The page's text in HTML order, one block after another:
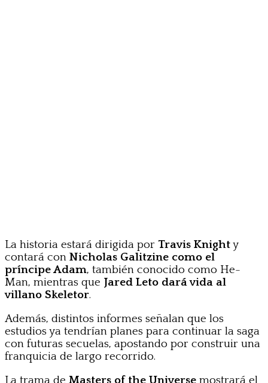
La historia estará dirigida por Travis Knighty
contará con Nicholas Galitzine como el
príncipe Adam, también conocido como He-
Man, mientras que Jared Leto dará vida al
villano Skeletor.
Además, distintos informes señalan que los
estudios ya tendrían planes para continuar la saga
con futuras secuelas, apostando por construir una
franquicia de largo recorrido.
La trama de Masters of the Universe mostrará el